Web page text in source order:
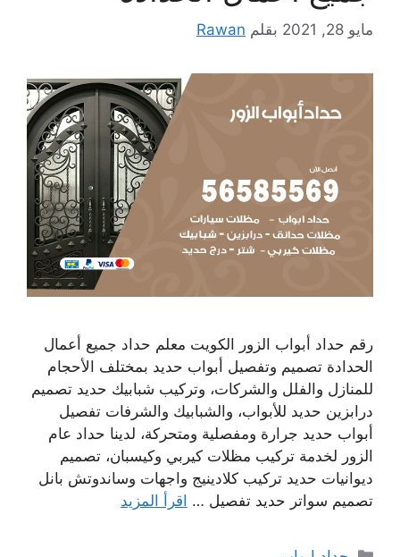
مايو 28, 2021 بقلم Rawan
رقم حداد أبواب الزور الكويت معلم حداد جميع أعمال
الحدادة تصميم وتفصيل أبواب حديد بمختلف الأحجام
للمنازل والفلل والشركات، وتركيب شبابيك حديد تصميم
درابزين حديد للأبواب، والشبابيك والشرفات تفصيل
أبواب حديد جرارة ومفصلية ومتحركة، لدينا حداد عام
الزور لخدمة تركيب مظلات كيربي وكيسبان، تصميم
ديوانيات حديد تركيب كلادينيج واجهات وساندوتش بانل
تصميم سواتر حديد تفصيل … اقرأ المزيد
التصنيفات